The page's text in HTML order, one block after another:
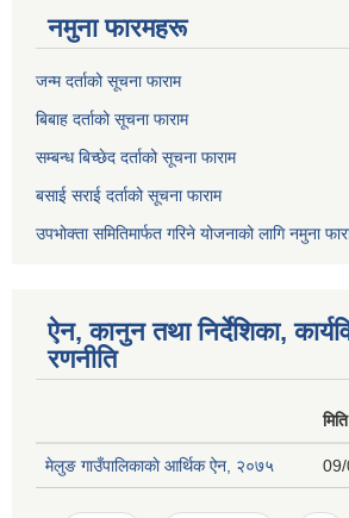
नमुना फारमहरू
जन्म दर्ताको सूचना फाराम
बिबाह दर्ताको सूचना फाराम
सम्बन्ध बिच्छेद दर्ताको सूचना फाराम
बसाई सराई दर्ताको सूचना फाराम
उपभोक्ता समितिमार्फत गरिने योजनाको लागि नमुना
ऐन, कानुन तथा निर्देशिका,
रणनीति
मिति
मेलुङ गाउँपालिकाकाे आर्थिक ऐन, २०७५